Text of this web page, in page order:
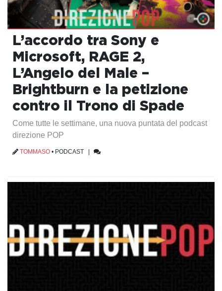
L’accordo tra Sony e
Microsoft, RAGE 2,
L’Angelo del Male –
Brightburn e la petizione
contro il Trono di Spade
Come tutte le settimane, una nuova puntata del podcast
direzione POP
TOMMASO • PODCAST